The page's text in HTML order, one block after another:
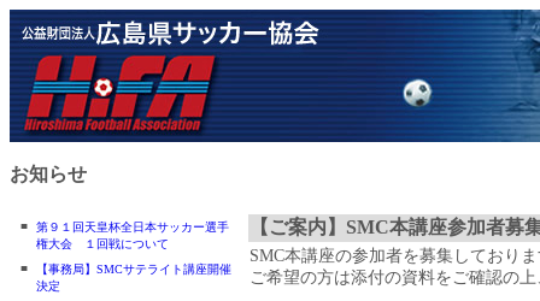
お知らせ
■
第９１回天皇杯全日本サッカー選手
権大会 １回戦について
■
【事務局】SMCサテライト講座開催
決定
【ご案内】SMC本講座参加者募
SMC本講座の参加者を募集しており
ご希望の方は添付の資料をご確認の